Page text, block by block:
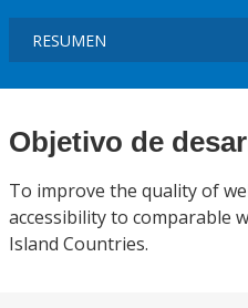
Objetivo de
To improve the quality of
accessibility to comparable
Island Countries.